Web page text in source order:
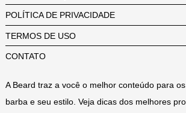
POLÍTICA DE PRIVACIDADE
TERMOS DE USO
CONTATO
A Beard traz a você o melhor conteúdo para
barba e seu estilo. Veja dicas dos melhores